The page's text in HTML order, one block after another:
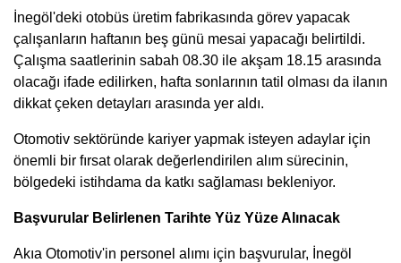
İnegöl'deki otobüs üretim fabrikasında görev yapacak
çalışanların haftanın beş günü mesai yapacağı belirtildi.
Çalışma saatlerinin sabah 08.30 ile akşam 18.15 arasında
olacağı ifade edilirken, hafta sonlarının tatil olması da ilanın
dikkat çeken detayları arasında yer aldı.
Otomotiv sektöründe kariyer yapmak isteyen adaylar için
önemli bir fırsat olarak değerlendirilen alım sürecinin,
bölgedeki istihdama da katkı sağlaması bekleniyor.
Başvurular Belirlenen Tarihte Yüz Yüze Alınacak
Akıa Otomotiv'in personel alımı için başvurular, İnegöl